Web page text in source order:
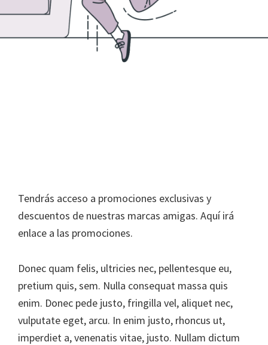
Tendrás acceso a promociones exclusivas y
descuentos de nuestras marcas amigas. Aquí irá
enlace a las promociones.
Donec quam felis, ultricies nec, pellentesque eu,
pretium quis, sem. Nulla consequat massa quis
enim. Donec pede justo, fringilla vel, aliquet nec,
vulputate eget, arcu. In enim justo, rhoncus ut,
imperdiet a, venenatis vitae, justo. Nullam dictum